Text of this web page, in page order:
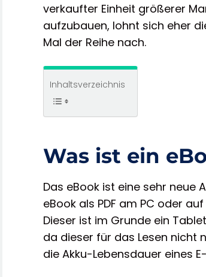
verkaufter Einheit größerer
aufzubauen, lohnt sich eher
Mal der Reihe nach.
Inhaltsverzeichnis
Was ist ein
Das eBook ist eine sehr neue
eBook als PDF am PC oder
Dieser ist im Grunde ein
da dieser für das Lesen nicht
die Akku-Lebensdauer eines